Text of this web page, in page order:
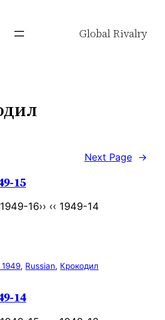
Global Rivalry
Next Page →
15
16›› ‹‹ 1949-14
, Russian, Крокодил
14